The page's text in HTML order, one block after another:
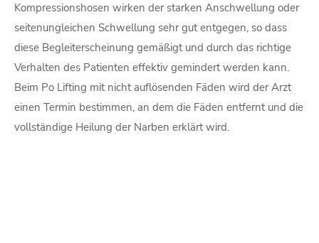
Kompressionshosen wirken der starken Anschwellung oder
seitenungleichen Schwellung sehr gut entgegen, so dass
diese Begleiterscheinung gemäßigt und durch das richtige
Verhalten des Patienten effektiv gemindert werden kann.
Beim Po Lifting mit nicht auflösenden Fäden wird der Arzt
einen Termin bestimmen, an dem die Fäden entfernt und die
vollständige Heilung der Narben erklärt wird.